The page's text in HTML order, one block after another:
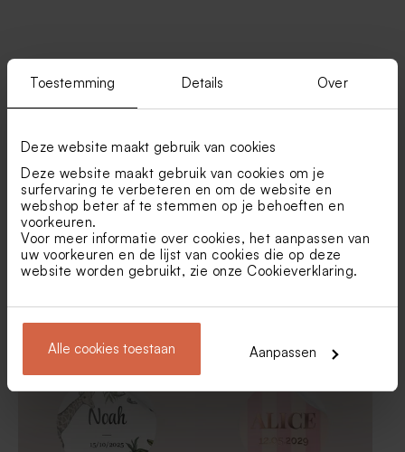
Toestemming Details Over
Deze website maakt gebruik van cookies
Deze website maakt gebruik van cookies om je
surfervaring te verbeteren en om de website en
webshop beter af te stemmen op je behoeften en
voorkeuren.
Voor meer informatie over cookies, het aanpassen van
uw voorkeuren en de lijst van cookies die op deze
website worden gebruikt, zie onze Cookieverklaring.
Alle cookies toestaan Aanpassen
marmer goud 750gr (± 425
goud 1kg (± 1120 stuks)
Vind je misschien ook leuk
Roze naamsticker rond met
bloemen en duifje (4,4 cm)
Ronde sticker met zwaantjes
(5,9 cm)